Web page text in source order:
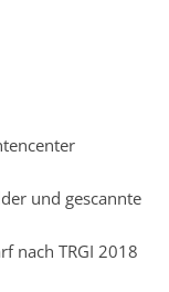
und gescannte
nach TRGI 2018